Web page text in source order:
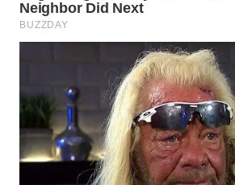
WN
PADANG
LAWAS
SUMEDANG
WN
CIANJUR